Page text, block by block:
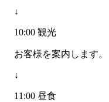
↓
10:00 観光
お客様を案内します。
↓
11:00 昼食